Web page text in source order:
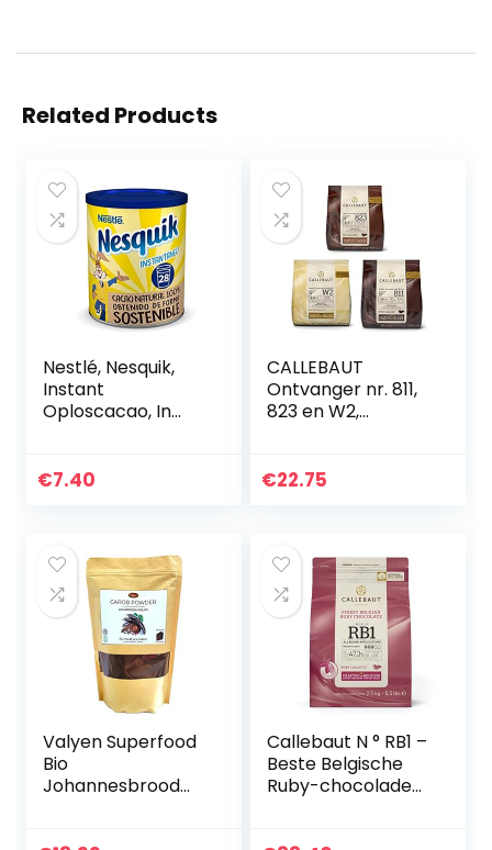
Related Products
Nestlé, Nesquik,
Instant
Oploscacao, In
€7.40
CALLEBAUT
Ontvanger nr. 811,
823 en W2,
chocolade,
€22.75
Valyen Superfood
Bio
Johannesbrood
Callebaut N ° RB1 –
Beste Belgische
Ruby-chocolade